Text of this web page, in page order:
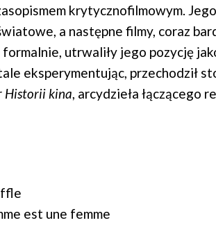
krytycznofilmowym.
a następne filmy, coraz
utrwaliły jego pozycję
eksperymentując, przechodził
Historii kina, arcydzieła łączącego
est une femme